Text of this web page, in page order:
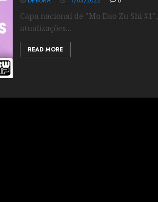
Capa nacional de "Mo Dao Zu Shi #1",
atualizações...
READ MORE